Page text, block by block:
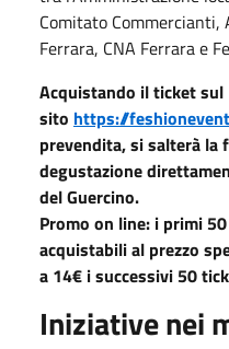
Comitato Commercianti,
Ferrara, CNA Ferrara e
Acquistando il ticket sul
sito https://
prevendita, si salterà
degustazione
del Guercino.
Promo on line: i primi
acquistabili al prezzo
a 14€ i successivi 50
Iniziative nei